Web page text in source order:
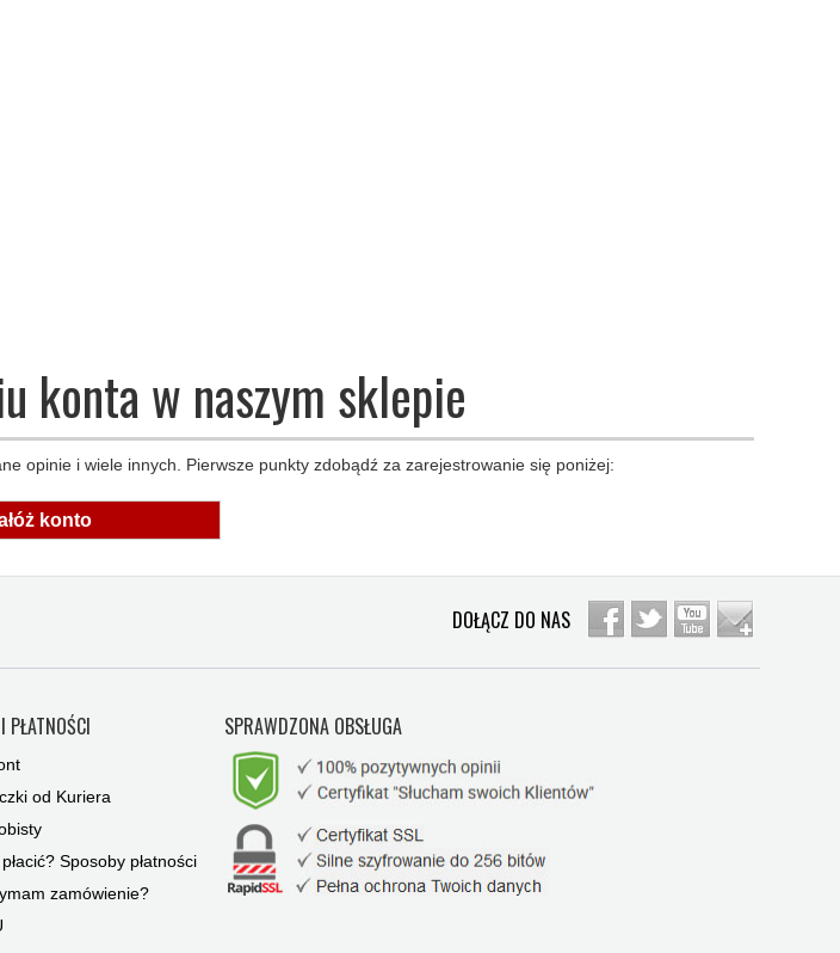
konta w naszym sklepie
opinie i wiele innych. Pierwsze punkty zdobądź za zarejestrowanie się poniżej:
konto
DOŁĄCZ DO NAS
PŁATNOŚCI
od Kuriera
Sposoby płatności
zamówienie?
SPRAWDZONA OBSŁUGA